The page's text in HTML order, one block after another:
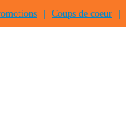
Coups de coeur